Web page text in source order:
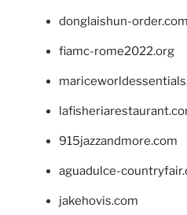
donglaishun-order.com
fiamc-rome2022.org
915jazzandmore.com
aguadulce-
jakehovis.com